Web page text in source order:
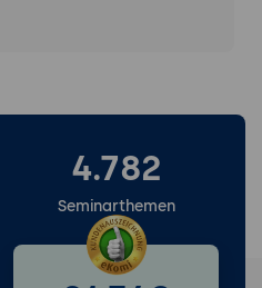
4.782
Seminarthemen